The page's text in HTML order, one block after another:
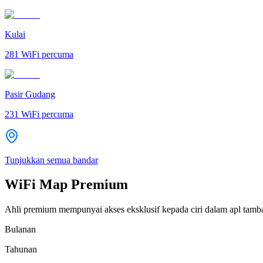
Kulai
281 WiFi percuma
Pasir Gudang
231 WiFi percuma
Tunjukkan semua bandar
WiFi Map Premium
Ahli premium mempunyai akses eksklusif kepada ciri dalam apl
Bulanan
Tahunan